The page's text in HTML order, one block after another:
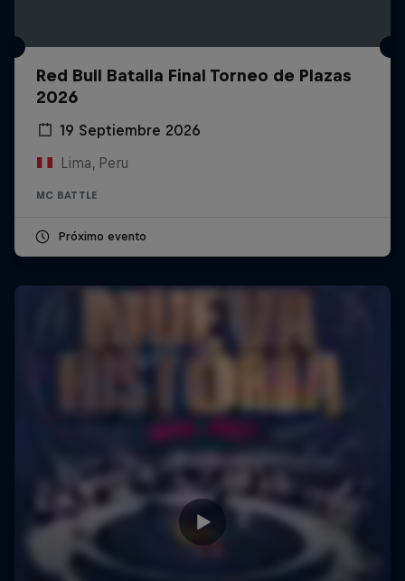
Red Bull Batalla Final Torneo de Plazas
2026
19 Septiembre 2026
Lima, Peru
MC BATTLE
Próximo evento